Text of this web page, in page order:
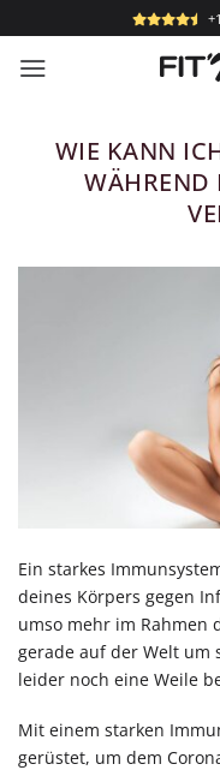
Inhalt
springen
WIE KANN
WÄHREND
Ein starkes
deines Körpers gegen
umso mehr im Rahmen
gerade auf der Welt um
leider noch eine Weile
Mit einem starken
gerüstet, um dem